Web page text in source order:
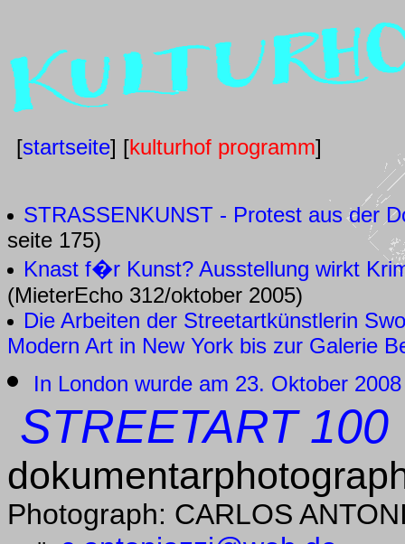
[startseite] [kulturhof programm]
STRASSENKUNST - Protest aus der
seite 175)
Knast f�r Kunst? Ausstellung wirkt
(MieterEcho 312/oktober 2005)
Die Arbeiten der Streetartkünstlerin
Modern Art in New York bis zur Galerie
In London wurde am 23. Oktober
STREETART 100
Photograph: CARLOS